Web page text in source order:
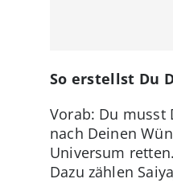
So erstellst Du
Vorab: Du musst
nach Deinen
Universum
Dazu zählen